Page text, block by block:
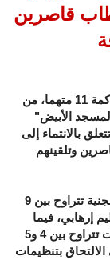
قاصرين
انطلقت بالمحكمة الوطنية الإسبانية جلسات محاكمة 11 متهما، من
الأبيض"
بالانتماء إلى
وتلقينهم
وطالبت النيابة العامة الإسبانية بإنزال عقوبات سجنية تتراوح بين 9
إرهابي، فيما
قدمت طلبا احتياطيا يقضي بالحكم عليهم بعقوبات تتراوح بين 4 و5
بتنظيمات